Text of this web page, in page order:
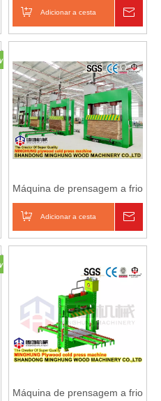
Inquérito Adicionar a cesta
Inquérito
Máquina de prensagem a frio
fabricação de compensado
Adicionar a cesta
Máquina de prensagem a frio